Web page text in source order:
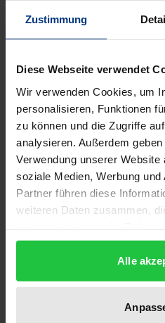
Zustimmung
Diese Webseite verwendet
Wir verwenden Cookies, um
personalisieren, Funktionen
zu können und die Zugriffe
analysieren. Außerdem
Verwendung unserer
soziale Medien, Werbung
Partner führen diese
weiteren Daten zusammen,
gesammelt haben.
Alle
Zusammenarbeit im
Gesundheitsbereich
Der Preis dieses Titels
Nomos, 1. Auflage 2025